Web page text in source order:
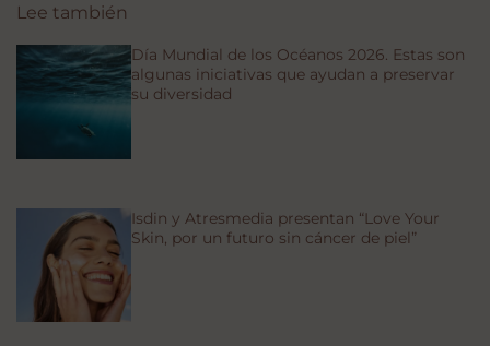
Lee también
Día Mundial de los Océanos 2026. Estas son
algunas iniciativas que ayudan a preservar
su diversidad
Isdin y Atresmedia presentan “Love Your
Skin, por un futuro sin cáncer de piel”